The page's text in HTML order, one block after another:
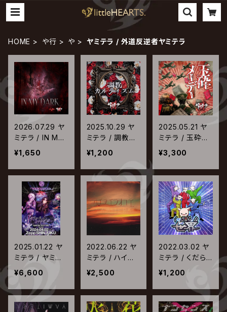
HOME や行 や ヤミテラ / 外道反逆者ヤミテラ
2026.07.29 ヤ
ミテラ / IN MY
DARK
¥1,650
2025.10.29 ヤ
ミテラ / 調教カ
ルティズム
¥1,200
2025.05.21 ヤ
ミテラ / 玉砕メ
ーデー
¥3,300
2025.01.22 ヤ
ミテラ / ヤミテ
ラ2024 TOUR
ヤミテラッシュH
YPER TOUR FI
NAL 2024年4
¥6,600
2022.06.22 ヤ
ミテラ / ハイテ
イラオユエ
¥2,500
2022.03.02 ヤ
ミテラ / くだら
ね世界
¥1,200